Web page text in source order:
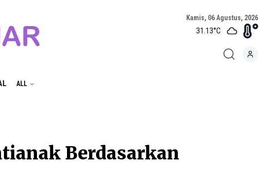
Kamis, 06 Agustus, 2026
31.13°C
ALL
Berdasarkan